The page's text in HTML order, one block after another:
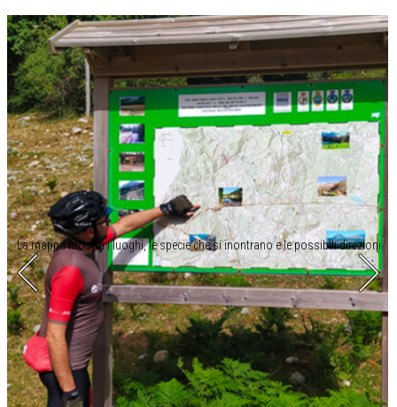
La mappa mostra i luoghi, le specie che si inontrano e le possibili direzioni